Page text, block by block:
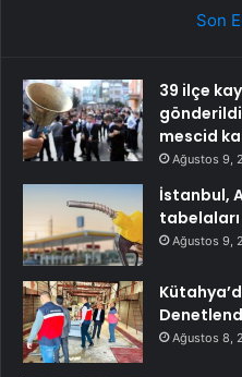
Son
39 ilçe
mescid
Ağustos 9,
İstanbul,
Ağustos 9,
Ağustos 8,